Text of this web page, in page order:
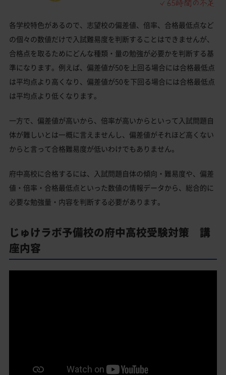
各学校特色があるので、志望校の偏差値、倍率、合格最低点など
の個々の数値だけで入試難易度を判断することはできませんが、
合格点を取るためにどんな種類・量の勉強が必要かを判断する基
準になります。例えば、偏差値が50を上回る場合には合格最低点
は平均点より高くなり、偏差値が50を下回る場合には合格最低点
は平均点より低くなります。
一方で、偏差値が高いから、倍率が高いからといって入試問題自
体が難しいとは一概に言えませんし、偏差値がそれほど高くない
からと言って合格難易度が低いわけでもありません。
府中高校に合格するには、入試問題自体の傾向・難易度や、偏差
値・倍率・合格最低点といった数値の情報データから、総合的に
必要な勉強量・内容を判断する必要があります。
じゅけラボ予備校の府中高校受験対策 講
座内容